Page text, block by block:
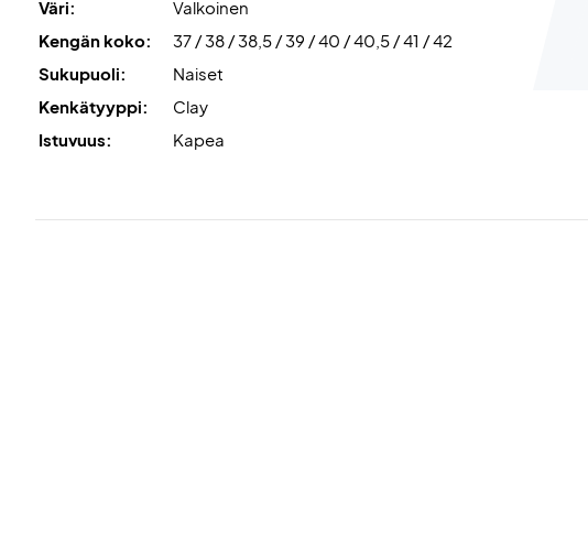
Väri:
Valkoinen
Kengän koko:
37 / 38 / 38,5 / 39 / 40 / 40,5 / 41 / 42
Sukupuoli:
Naiset
Kenkätyyppi:
Clay
Istuvuus:
Kapea